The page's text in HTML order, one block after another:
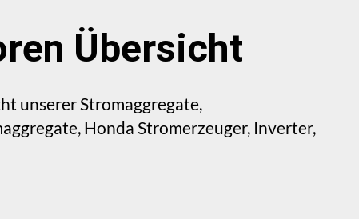
Übersicht
unserer Stromaggregate,
Honda Stromerzeuger, Inverter,